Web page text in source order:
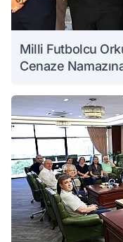
Milli Futbolcu
Cenaze